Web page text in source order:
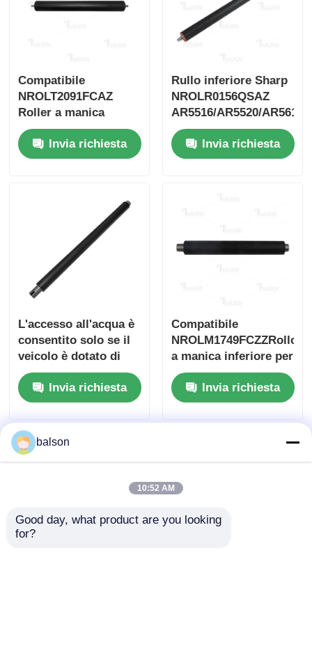
Chip nitido
Parti di stampanti e fotocopiatrici
Unità di batteria e fusibile
Chip Pantum
Compatibile
NROLT2091FCAZ
Roller a manica
inferiore per Sharp
MX M754N M654N
Invia richiesta
Rullo inferiore Sharp
NROLR0156QSAZ
AR5516/AR5520/AR5618
Invia richiesta
L'accesso all'acqua è
consentito solo se il
veicolo è dotato di
un'apposita
protezione.Invia richiesta
Compatibile
NROLM1749FCZZRollore
a manica inferiore per
Sharp MX M2640 MX
3100N MX 5000N
Invia richiesta
balson
10:52 AM
Good day, what product are you looking
for?